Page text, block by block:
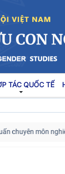
TÁC QUỐC TẾ
nghiệp vụ